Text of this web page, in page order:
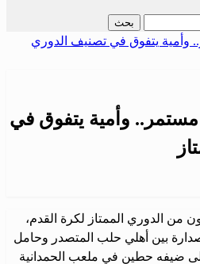
مستمر.. وأمية يتفوق في
من الدوري الممتاز لكرة القدم،
بين أهلي حلب المتصدر وحامل
ضيفه حطين في ملعب الحمدانية